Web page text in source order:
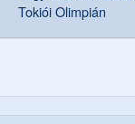
Tokiói Olimpián